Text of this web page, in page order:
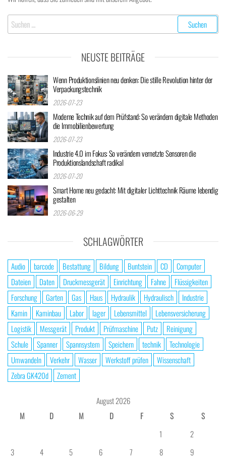
Suchen
nach:
NEUSTE BEITRÄGE
Wenn Produktionslinien neu denken: Die stille Revolution hinter der
Verpackungstechnik
2026-07-23
Moderne Technik auf dem Prüfstand: So verändern digitale Methoden
die Immobilienbewertung
2026-07-23
Industrie 4.0 im Fokus: So verändern vernetzte Sensoren die
Produktionslandschaft radikal
2026-07-20
Smart Home neu gedacht: Mit digitaler Lichttechnik Räume lebendig
gestalten
2026-06-29
SCHLAGWÖRTER
Audio barcode Bestattung Bildung Buntstein CD
Computer
Dateien
Daten Druckmessgerät Einrichtung Fahne
Flüssigkeiten
Forschung
Garten Gas Haus Hydraulik Hydraulisch
Industrie
Kamin
Kaminbau Labor lager Lebensmittel
Lebensversicherung
Logistik
Messgerät Produkt Prüfmaschine Putz
Reinigung
Schule
Spanner Spannsystem Speichern technik
Technologie
Umwandeln
Verkehr Wasser Werkstoff prüfen
Wissenschaft
Zebra GK420d
Zement
August 2026
M
D M D F S
S
1
2
3
4 5 6 7 8
9